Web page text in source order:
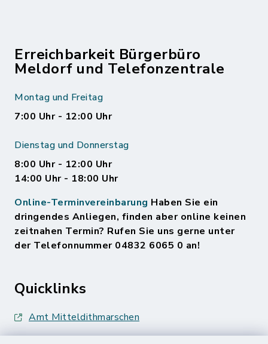
Erreichbarkeit Bürgerbüro
Meldorf und Telefonzentrale
Montag und Freitag
7:00 Uhr - 12:00 Uhr
Dienstag und Donnerstag
8:00 Uhr - 12:00 Uhr
14:00 Uhr - 18:00 Uhr
Online-Terminvereinbarung Haben Sie ein
dringendes Anliegen, finden aber online keinen
zeitnahen Termin? Rufen Sie uns gerne unter
der Telefonnummer 04832 6065 0 an!
Quicklinks
Amt Mitteldithmarschen